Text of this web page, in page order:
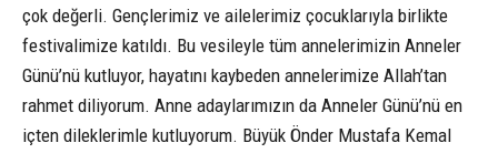
çok değerli. Gençlerimiz ve ailelerimiz çocuklarıyla birlikte
festivalimize katıldı. Bu vesileyle tüm annelerimizin Anneler
Günü’nü kutluyor, hayatını kaybeden annelerimize Allah’tan
rahmet diliyorum. Anne adaylarımızın da Anneler Günü’nü en
içten dileklerimle kutluyorum. Büyük Önder Mustafa Kemal